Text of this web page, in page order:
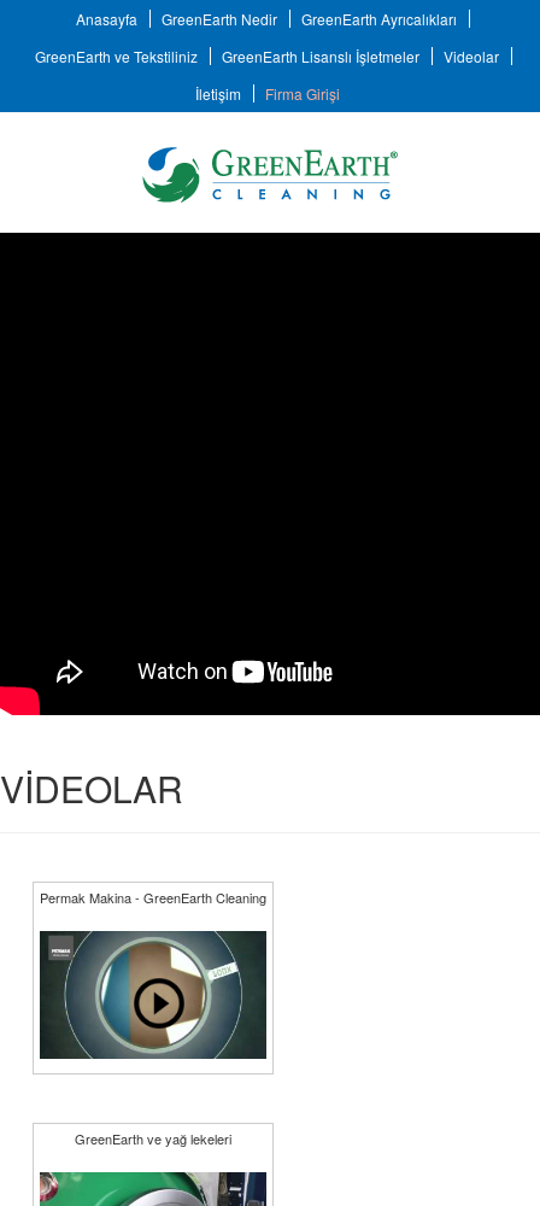
Anasayfa GreenEarth Nedir
GreenEarth Ayrıcalıkları
GreenEarth ve Tekstiliniz
GreenEarth Lisanslı İşletmeler
Videolar
İletişim
Firma Girişi
VİDEOLAR
Permak Makina - GreenEarth Cleaning
GreenEarth ve yağ lekeleri